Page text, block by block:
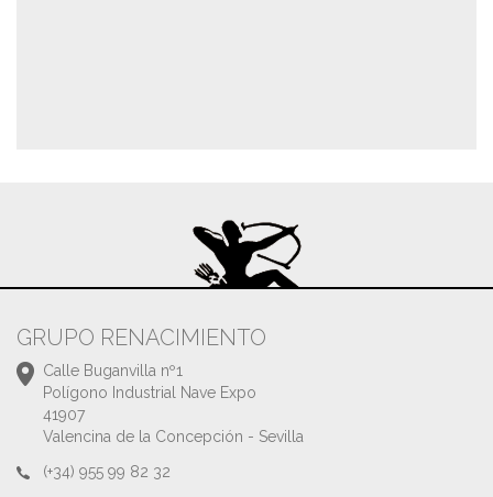
GRUPO RENACIMIENTO
Calle Buganvilla nº1
Polígono Industrial Nave Expo
41907
Valencina de la Concepción - Sevilla
(+34) 955 99 82 32